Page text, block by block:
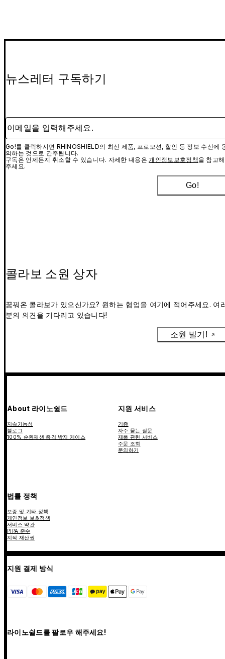
뉴스레터 구독하기
이메일을 입력해주세요.
Go!를 클릭하시면 RHINOSHIELD의 최신 제품, 프로모션, 할인 등 정보 수신에
의하는 것으로 간주됩니다.
구독은 언제든지 취소할 수 있습니다. 자세한 내용은 개인정보보호정책을 참고해
주세요.
Go!
콜라보 소원 상자
꿈꿔온 콜라보가 있으신가요? 원하는 협업을 여기에 적어주세요. 여
분의 의견을 기다리고 있습니다!
소원 빌기!
About 라이노쉴드
지속가능성
블로그
100% 순환재생 충격 방지 케이스
지원 서비스
기종
자주 묻는 질문
제품 관련 서비스
주문 조회
문의하기
법률 정책
보증 및 기타 정책
개인정보 보호정책
서비스 약관
PIPA 준수
지적 재산권
지원 결제 방식
라이노쉴드를 팔로우 해주세요!